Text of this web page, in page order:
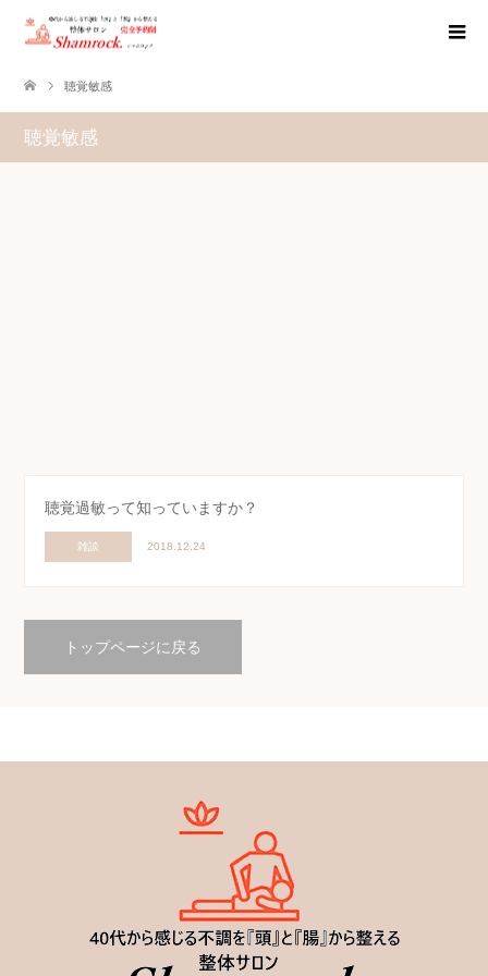
聴覚敏感
聴覚敏感
聴覚過敏って知っていますか？
雑談 2018.12.24
トップページに戻る